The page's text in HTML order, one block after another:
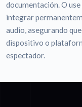
documentación. O
integrar
audio, asegurando
dispositivo o
espectador.